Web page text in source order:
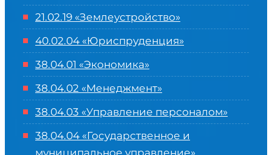
21.02.19 «Землеустройство»
40.02.04 «Юриспруденция»
38.04.01 «Экономика»
38.04.02 «Менеджмент»
38.04.03 «Управление персоналом»
38.04.04 «Государственное и
муниципальное управление»